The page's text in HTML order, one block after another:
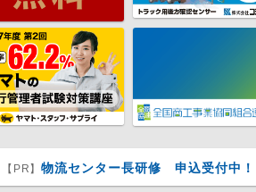
【PR】物流センター長研修 申込受付中！